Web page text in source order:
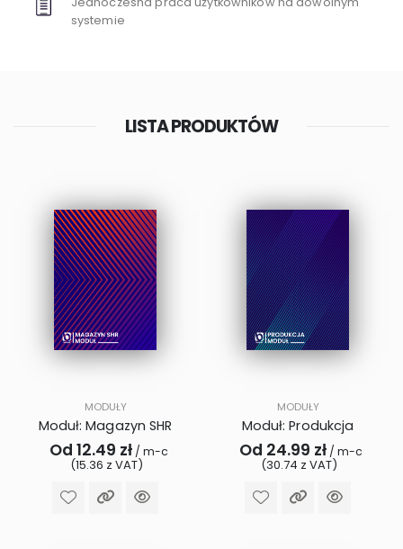
systemie
LISTA PRODUKTÓW
MODUŁY
Moduł: Magazyn SHR
Od 12.49 zł/ m-c
(15.36 z VAT)
MODUŁY
Moduł: Produkcja
Od 24.99 zł / m-c
(30.74 z VAT)